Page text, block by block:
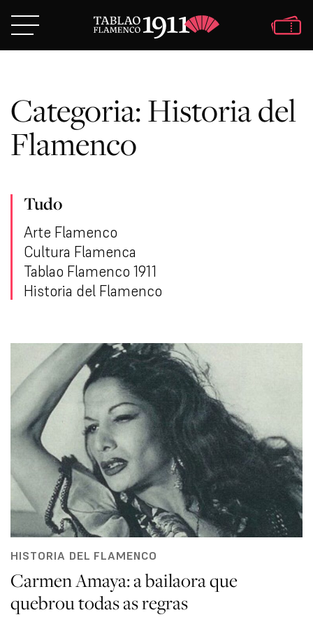
Categoria:Historia del
Flamenco
Tudo
Arte Flamenco
Cultura Flamenca
Tablao Flamenco 1911
Historia del Flamenco
HISTORIA DEL FLAMENCO
Carmen Amaya: a bailaora que
quebrou todas as regras